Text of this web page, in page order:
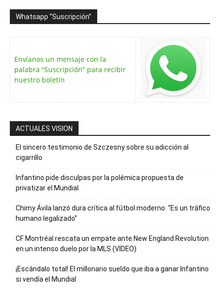
Whatsapp “Suscripción”
Envíanos un mensaje con la
palabra “Suscripción” para recibir
nuestro boletín
ACTUALES VISION
El sincero testimonio de Szczesny sobre su adicción al
cigarrillo
Infantino pide disculpas por la polémica propuesta de
privatizar el Mundial
Chimy Ávila lanzó dura crítica al fútbol moderno: “Es un tráfico
humano legalizado”
CF Montréal rescata un empate ante New England Revolution
en un intenso duelo por la MLS (VIDEO)
¡Escándalo total! El millonario sueldo que iba a ganar Infantino
si vendía el Mundial